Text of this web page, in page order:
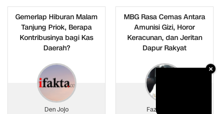
Gemerlap Hiburan Malam
Tanjung Priok, Berapa
Kontribusinya bagi Kas
Daerah?
Den Jojo
MBG Rasa Cemas Antara
Amunisi Gizi, Horor
Keracunan, dan Jeritan
Dapur Rakyat
Fazza Al Aziz
×